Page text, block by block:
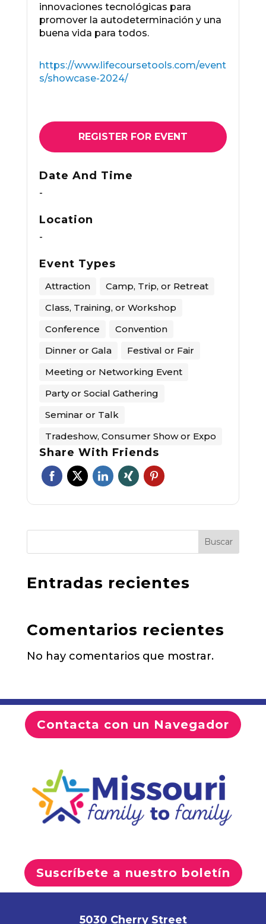
innovaciones tecnológicas para
promover la autodeterminación y una
buena vida para todos.
https://www.lifecoursetools.com/event
s/showcase-2024/
REGISTER FOR EVENT
Date And Time
-
Location
-
Event Types
Attraction
Camp, Trip, or Retreat
Class, Training, or Workshop
Conference
Convention
Dinner or Gala
Festival or Fair
Meeting or Networking Event
Party or Social Gathering
Seminar or Talk
Tradeshow, Consumer Show or Expo
Share With Friends
Buscar
Entradas recientes
Comentarios recientes
No hay comentarios que mostrar.
Contacta con un Navegador
Suscríbete a nuestro boletín
5030 Cherry Street